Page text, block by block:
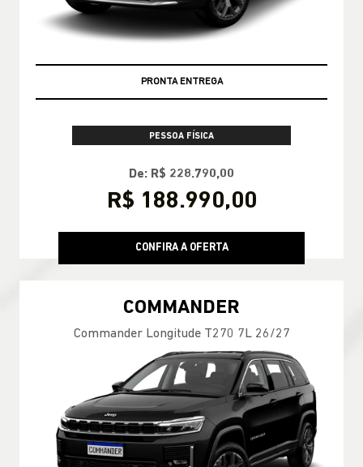
PRONTA ENTREGA
PESSOA FÍSICA
De: R$ 228.790,00
R$ 188.990,00
CONFIRA A OFERTA
COMMANDER
Commander Longitude T270 7L 26/27